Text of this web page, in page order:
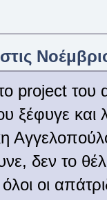
project του
ξέφυγε
δεν το
οι